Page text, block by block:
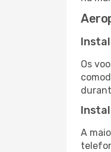
Os
A